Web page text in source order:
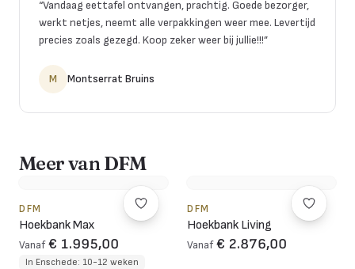
“Vandaag eettafel ontvangen, prachtig. Goede bezorger,
werkt netjes, neemt alle verpakkingen weer mee. Levertijd
precies zoals gezegd. Koop zeker weer bij jullie!!!”
M Montserrat Bruins
Meer van DFM
DFM
Hoekbank Max
Vanaf € 1.995,00
In Enschede: 10-12 weken
DFM
Hoekbank Living
Vanaf € 2.876,00